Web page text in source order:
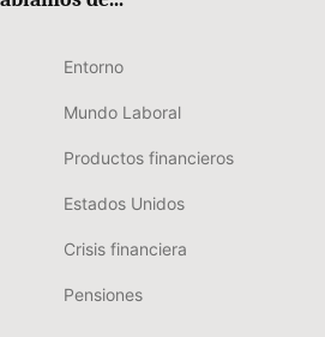
Entorno
Mundo Laboral
Productos financieros
Estados Unidos
Crisis financiera
Pensiones